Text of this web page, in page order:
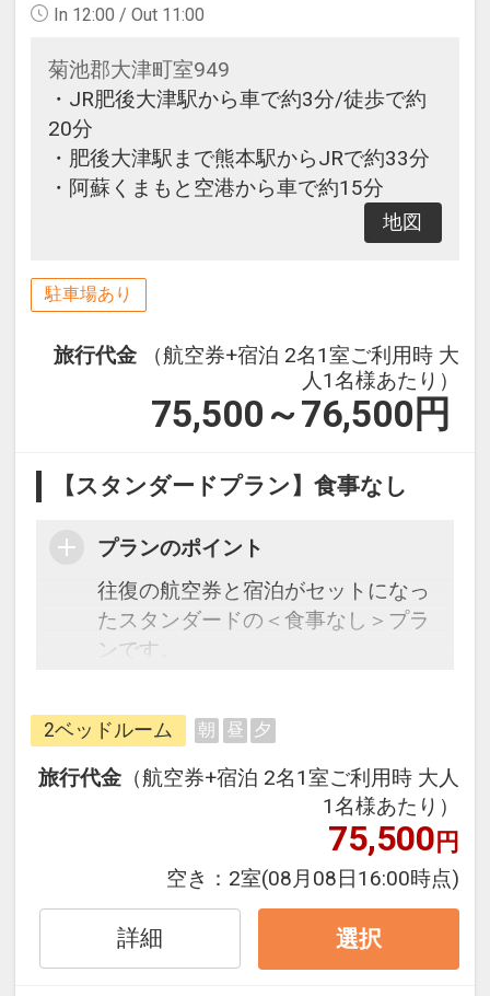
In 12:00 / Out 11:00
菊池郡大津町室949
・JR肥後大津駅から車で約3分/徒歩で約
20分
・肥後大津駅まで熊本駅からJRで約33分
・阿蘇くまもと空港から車で約15分
地図
駐車場あり
旅行代金
（航空券+宿泊 2名1室ご利用時 大
人1名様あたり）
75,500～76,500 円
【スタンダードプラン】食事なし
プランのポイント
往復の航空券と宿泊がセットになっ
たスタンダードの＜食事なし＞プラ
ンです。
できるダイナミックパッケージだか
ら、一都市滞在はもちろん周遊旅行
にも最適！
旅行期間中の1泊だけの宿泊や延
泊・飛び泊なども自由自在です。
JALマイレージ会員の方にはフライ
トマイルが50%貯まります。
■宿泊者限定ウェルカムドリンクサ
ービス
2ベッドルーム 朝 昼 夕
旅行代金 （航空券+宿泊 2名1室ご利用時 大人
1名様あたり）
75,500円
空き： 2室(08月08日16:00時点)
詳細 選択